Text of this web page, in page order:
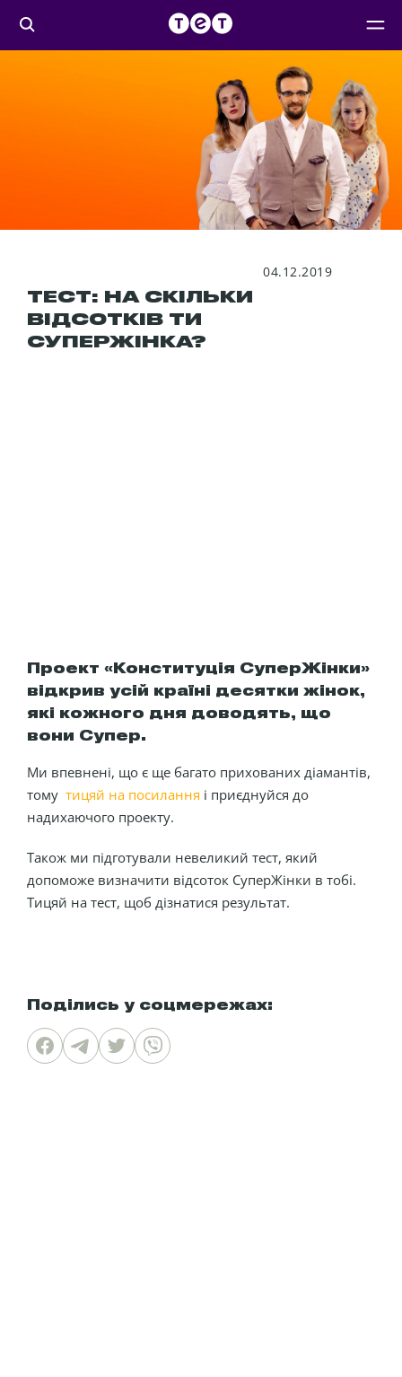
04.12.2019
ТЕСТ: НА СКІЛЬКИ
ВІДСОТКІВ ТИ
СУПЕРЖІНКА?
Проект «Конституція СуперЖінки»
відкрив усій країні десятки жінок,
які кожного дня доводять, що
вони Супер.
Ми впевнені, що є ще багато прихованих діамантів,
тому тицяй на посилання і приєднуйся до
надихаючого проекту.
Також ми підготували невеликий тест, який
допоможе визначити відсоток СуперЖінки в тобі.
Тицяй на тест, щоб дізнатися результат.
Поділись у соцмережах: